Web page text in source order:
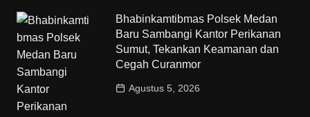
Bhabinkamtibmas Polsek Medan
Baru Sambangi Kantor Perikanan
Sumut, Tekankan Keamanan dan
Cegah Curanmor
Agustus 5, 2026